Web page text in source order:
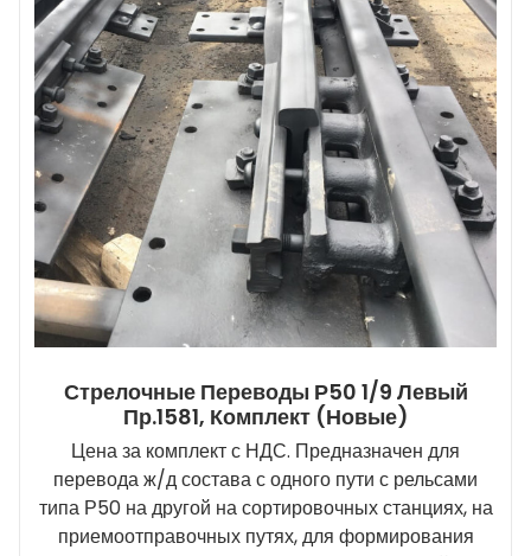
Стрелочные Переводы Р50 1/9 Левый
Пр.1581, Комплект (новые)
Цена за комплект с НДС. Предназначен для
перевода ж/д состава с одного пути с рельсами
типа Р50 на другой на сортировочных станциях, на
приемоотправочных путях, для формирования